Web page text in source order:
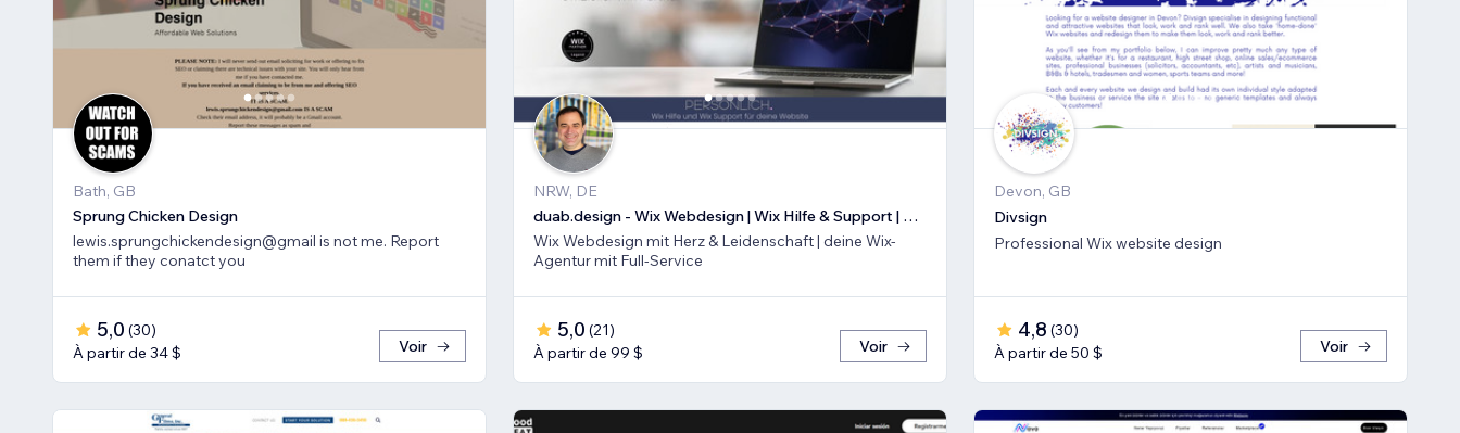
Bath, GB
Sprung Chicken Design
lewis.sprungchickendesign@gmail is not me. Report
them if they conatct you
5,0 (30)
À partir de 34 $
Voir
NRW, DE
duab.design - Wix Webdesign | Wix Hilfe & Support | Wix SEO
Wix Webdesign mit Herz & Leidenschaft | deine Wix-
Agentur mit Full-Service
5,0 (21)
À partir de 99 $
Voir
Devon, GB
Divsign
Professional Wix website design
4,8 (30)
À partir de 50 $
Voir